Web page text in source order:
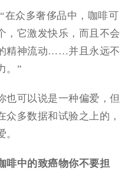
在众多奢侈品中，咖啡可
，它激发快乐，而且不会
精神流动……并且永远不
。”
也可以说是一种偏爱，但
多数据和试验之上的，
啡中的致癌物你不要担